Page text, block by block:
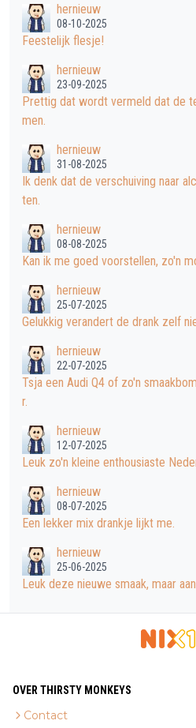
hernieuw
08-10-2025
Feestelijk flesje!
hernieuw
23-09-2025
Prettig dat wordt vermeld dat de
men.
hernieuw
31-08-2025
Ik denk dat de verschuiving naar
ten.
hernieuw
08-08-2025
Kan ik me goed voorstellen, zo'n
hernieuw
25-07-2025
Gelukkig verandert de drank zelf
hernieuw
22-07-2025
Tsja een Audi Q4 of zo'n
r.
hernieuw
12-07-2025
Leuk zo'n kleine enthousiaste
hernieuw
08-07-2025
Een lekker mix drankje lijkt me.
hernieuw
25-06-2025
Leuk deze nieuwe smaak, maar
OVER THIRSTY MONKEYS
Contact